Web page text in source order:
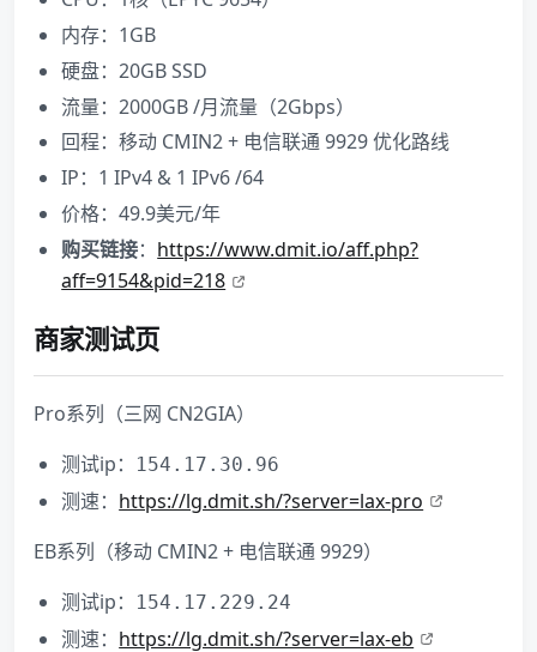
内存：1GB
硬盘：20GB SSD
流量：2000GB /月流量（2Gbps）
回程：移动 CMIN2 + 电信联通 9929 优化路线
IP：1 IPv4 & 1 IPv6 /64
价格：49.9美元/年
购买链接： https://www.dmit.io/aff.php?
aff=9154&pid=218
商家测试页
Pro系列（三网 CN2GIA）
测试ip：
154.17.30.96
测速： https://lg.dmit.sh/?server=lax-pro
EB系列（移动 CMIN2 + 电信联通 9929）
测试ip：
154.17.229.24
测速： https://lg.dmit.sh/?server=lax-eb